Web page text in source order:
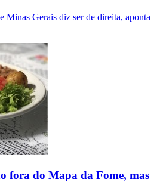
Minas Gerais diz ser de direita, aponta
fora do Mapa da Fome, mas